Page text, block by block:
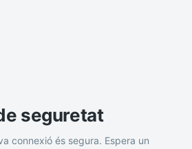
seguretat
connexió és segura. Espera un